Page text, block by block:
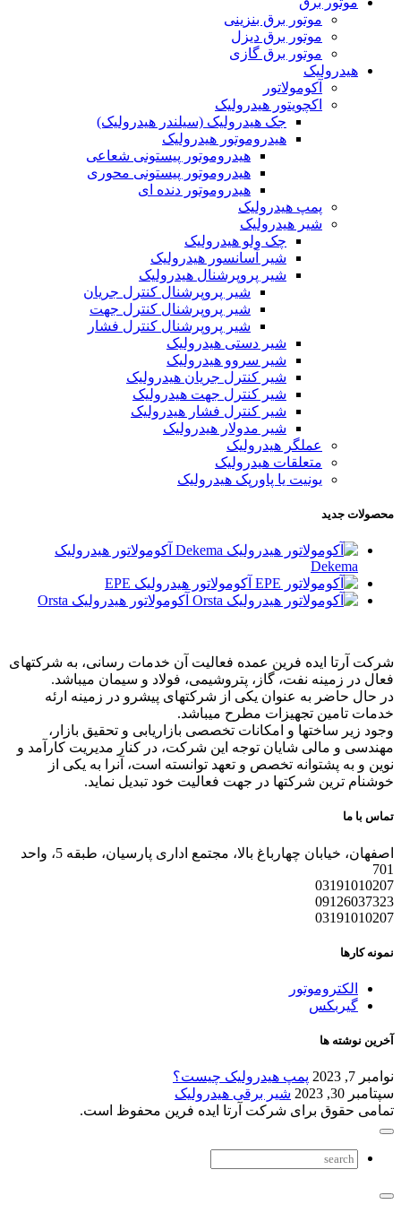
موتور برق بنزینی
موتور برق دیزل
موتور برق گازی
هیدرولیک
آکومولاتور
اکچویتور هیدرولیک
جک هیدرولیک (سیلندر هیدرولیک)
هیدروموتور هیدرولیک
هیدروموتور پیستونی شعاعی
هیدروموتور پیستونی محوری
هیدروموتور دنده ای
پمپ هیدرولیک
شیر هیدرولیک
چک ولو هیدرولیک
شیر آسانسور هیدرولیک
شیر پروپرشنال هیدرولیک
شیر پروپرشنال کنترل جریان
شیر پروپرشنال کنترل جهت
شیر پروپرشنال کنترل فشار
شیر دستی هیدرولیک
شیر سروو هیدرولیک
شیر کنترل جریان هیدرولیک
شیر کنترل جهت هیدرولیک
شیر کنترل فشار هیدرولیک
شیر مدولار هیدرولیک
عملگر هیدرولیک
متعلقات هیدرولیک
یونیت یا پاورپک هیدرولیک
محصولات جدید
آکومولاتور هیدرولیک
Dekema
آکومولاتور هیدرولیک EPE
آکومولاتور هیدرولیک Orsta
شرکت آرتا ایده فرین عمده فعالیت آن خدمات رسانی، به شرکتهای
فعال در زمینه نفت، گاز، پتروشیمی، فولاد و سیمان میباشد.
در حال حاضر به عنوان یکی از شرکتهای پیشرو در زمینه ارئه
خدمات تامین تجهیزات مطرح میباشد.
وجود زیر ساختها و امکانات تخصصی بازاریابی و تحقیق بازار،
مهندسی و مالی شایان توجه این شرکت، در کنار مدیریت کارآمد و
نوین و به پشتوانه تخصص و تعهد توانسته است، آنرا به یکی از
خوشنام ترین شرکتها در جهت فعالیت خود تبدیل نماید.
تماس با ما
اصفهان، خیابان چهارباغ بالا، مجتمع اداری پارسیان، طبقه 5، واحد
701
03191010207
09126037323
03191010207
نمونه کارها
الکتروموتور
گیربکس
آخرین نوشته ها
نوامبر 7, 2023
پمپ هیدرولیک چیست؟
سپتامبر 30, 2023
شیر برقی هیدرولیک
تمامی حقوق برای شرکت آرتا ایده فرین محفوظ است.